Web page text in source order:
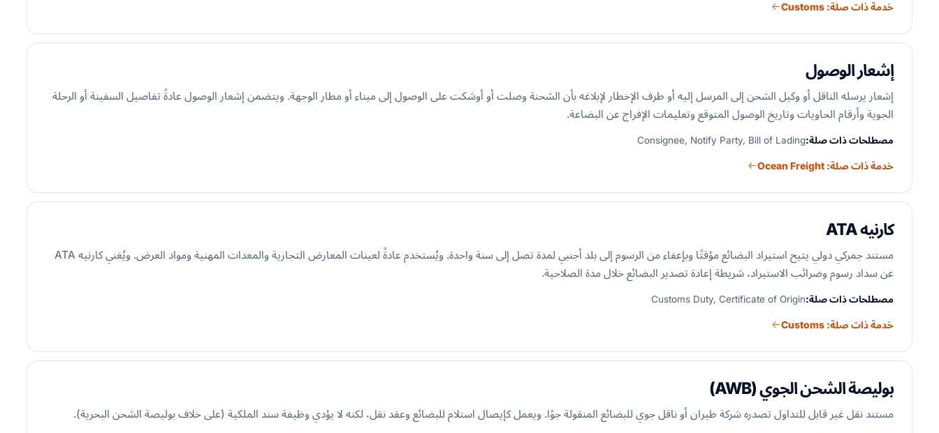
خدمة ذات صلة: Customs
إشعار الوصول
إشعار يرسله الناقل أو وكيل الشحن إلى المرسل إليه أو طرف الإخطار لإبلاغه بأن الشحنة وصلت أو أوشكت على الوصول إلى ميناء أو مطار الوجهة. ويتضمن إشعار الوصول عادةً تفاصيل السفينة أو الرحلة
الجوية وأرقام الحاويات وتاريخ الوصول المتوقع وتعليمات الإفراج عن البضاعة.
مصطلحات ذات صلة:Consignee, Notify Party, Bill of Lading
خدمة ذات صلة: Ocean Freight
كارنيه ATA
مستند جمركي دولي يتيح استيراد البضائع مؤقتًا وبإعفاء من الرسوم إلى بلد أجنبي لمدة تصل إلى سنة واحدة. ويُستخدم عادةً لعينات المعارض التجارية والمعدات المهنية ومواد العرض. ويُغني كارنيه ATA
عن سداد رسوم وضرائب الاستيراد، شريطة إعادة تصدير البضائع خلال مدة الصلاحية.
مصطلحات ذات صلة:Customs Duty, Certificate of Origin
خدمة ذات صلة: Customs
بوليصة الشحن الجوي (AWB)
مستند نقل غير قابل للتداول تصدره شركة طيران أو ناقل جوي للبضائع المنقولة جوًا. ويعمل كإيصال استلام للبضائع وعقد نقل، لكنه لا يؤدي وظيفة سند الملكية (على خلاف بوليصة الشحن البحرية).